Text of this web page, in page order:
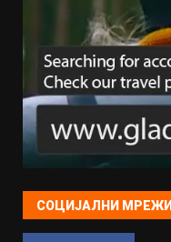
СОЦИЈАЛНИ МРЕЖИ